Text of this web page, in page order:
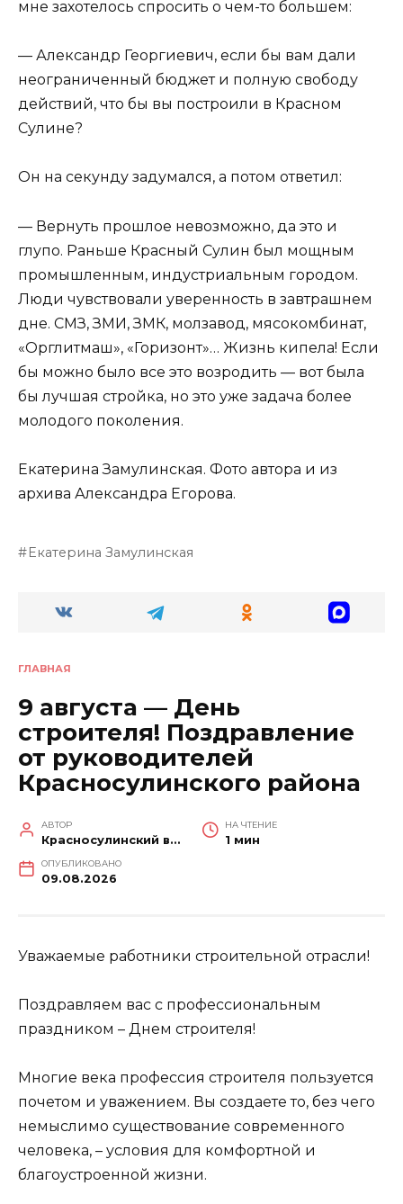
мне захотелось спросить о чем-то большем:
— Александр Георгиевич, если бы вам дали
неограниченный бюджет и полную свободу
действий, что бы вы построили в Красном
Сулине?
Он на секунду задумался, а потом ответил:
— Вернуть прошлое невозможно, да это и
глупо. Раньше Красный Сулин был мощным
промышленным, индустриальным городом.
Люди чувствовали уверенность в завтрашнем
дне. СМЗ, ЗМИ, ЗМК, молзавод, мясокомбинат,
«Орглитмаш», «Горизонт»… Жизнь кипела! Если
бы можно было все это возродить — вот была
бы лучшая стройка, но это уже задача более
молодого поколения.
Екатерина Замулинская. Фото автора и из
архива Александра Егорова.
Екатерина Замулинская
ГЛАВНАЯ
9 августа — День
строителя! Поздравление
от руководителей
Красносулинского района
АВТОР
Красносулинский вестник
НА ЧТЕНИЕ
1 мин
ОПУБЛИКОВАНО
09.08.2026
Уважаемые работники строительной отрасли!
Поздравляем вас с профессиональным
праздником – Днем строителя!
Многие века профессия строителя пользуется
почетом и уважением. Вы создаете то, без чего
немыслимо существование современного
человека, – условия для комфортной и
благоустроенной жизни.